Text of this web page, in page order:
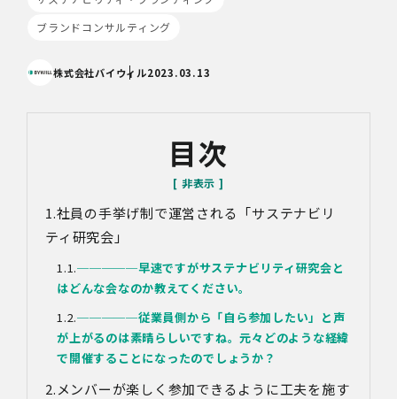
ブランドコンサルティング
株式会社バイウィル2023.03.13
目次
社員の手挙げ制で運営される「サステナビリ
ティ研究会」
─────早速ですがサステナビリティ研究会と
はどんな会なのか教えてください。
─────従業員側から「自ら参加したい」と声
が上がるのは素晴らしいですね。元々どのような経緯
で開催することになったのでしょうか？
メンバーが楽しく参加できるように工夫を施す